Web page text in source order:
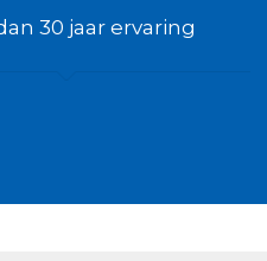
30 jaar ervaring